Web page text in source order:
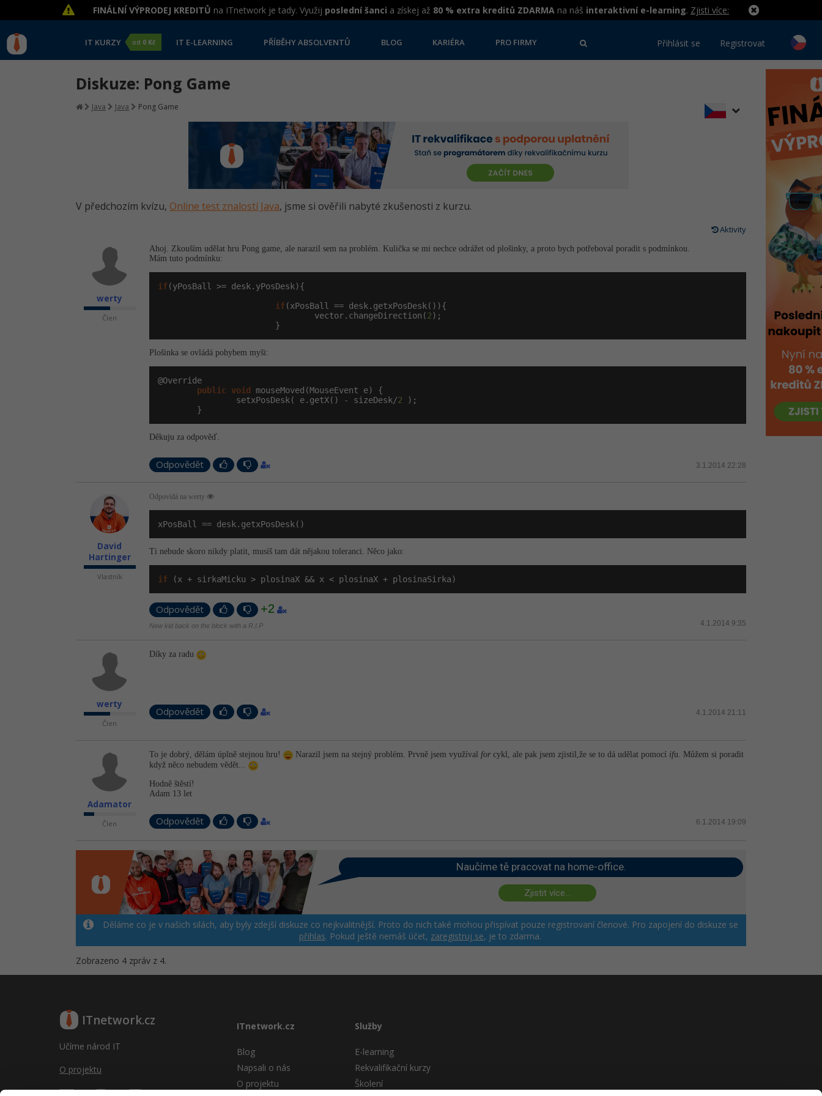
FINÁLNÍ VÝPRODEJ KREDITŮ na ITnetwork je tady. Využij poslední šanci a získej až 80 % extra kreditů ZDARMA na náš interaktivní e-learning. Zjisti více:
IT KURZY od 0 Kč IT E-LEARNING PŘÍBĚHY ABSOLVENTŮ BLOG KARIÉRA PRO FIRMY Přihlásit se Registrovat
Diskuze: Pong Game
Java Java Pong Game
V předchozím kvízu, Online test znalostí Java, jsme si ověřili nabyté zkušenosti z kurzu.
Aktivity
werty
Člen
Ahoj. Zkouším udělat hru Pong game, ale narazil sem na problém. Kulička se mi nechce odrážet od plošinky, a proto bych potřeboval poradit s podmínkou.
Mám tuto podmínku:
if (yPosBall >= desk.yPosDesk){
if (xPosBall == desk.getxPosDesk()){
                                vector.changeDirection(
2);
                        }
Plošinka se ovládá pohybem myši:
@Override
public
void
mouseMoved(MouseEvent e) {
                setxPosDesk( e.getX() - sizeDesk/
2 );
        }
Děkuju za odpověď.
Odpovědět 3.1.2014 22:28
David
Hartinger
Vlastník
Odpovídá na werty
xPosBall == desk.getxPosDesk()
Ti nebude skoro nikdy platit, musíš tam dát nějakou toleranci. Něco jako:
if (x + sirkaMicku > plosinaX && x < plosinaX + plosinaSirka)
Odpovědět +2
4.1.2014 9:35
New kid back on the block with a R.I.P
werty
Člen
Díky za radu
Odpovědět 4.1.2014 21:11
Adamator
Člen
To je dobrý, dělám úplně stejnou hru! Narazil jsem na stejný problém. Prvně jsem využíval forcykl, ale pak jsem zjistil,že se to dá udělat pomocí ifu. Můžem si poradit
když něco nebudem vědět...
Hodně štěstí!
Adam 13 let
Odpovědět 6.1.2014 19:09
Naučíme tě pracovat na home-office.
Zjistit více...
Děláme co je v našich silách, aby byly zdejší diskuze co nejkvalitnější. Proto do nich také mohou přispívat pouze registrovaní členové. Pro zapojení do diskuze se
přihlas. Pokud ještě nemáš účet, zaregistruj se, je to zdarma.
Zobrazeno 4 zpráv z 4.
ITnetwork.cz
Učíme národ IT
O projektu
ITnetwork.cz
Blog
Napsali o nás
O projektu
Služby
E-learning
Rekvalifikační kurzy
Školení